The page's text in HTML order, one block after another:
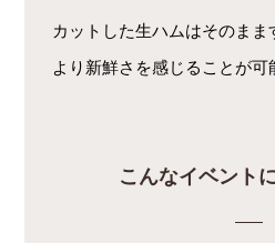
カットした生ハムはそのまま
より新鮮さを感じることが可
こんなイベント